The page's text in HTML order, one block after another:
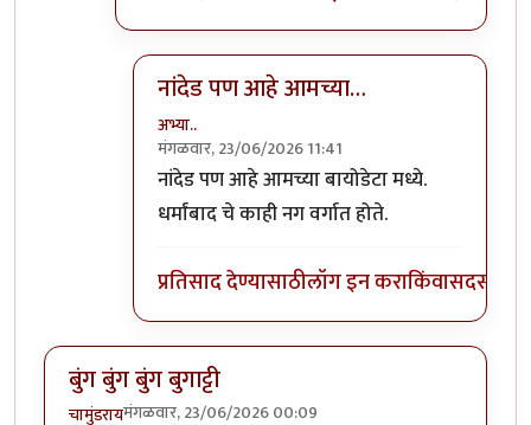
नांदेड पण आहे आमच्या…
अभ्या..
मंगळवार, 23/06/2026 11:41
In reply toअजून एकbyकांदा लिंबू
नांदेड पण आहे आमच्या बायोडेटा मध्ये.
धर्मांबाद चे काही नग वर्गात होते.
प्रतिसाद देण्यासाठीलॉग इन कराकिंवासदस्य व्हा
बुंग बुंग बुंग बुगाट्टी
चामुंडरायमंगळवार, 23/06/2026 00:09